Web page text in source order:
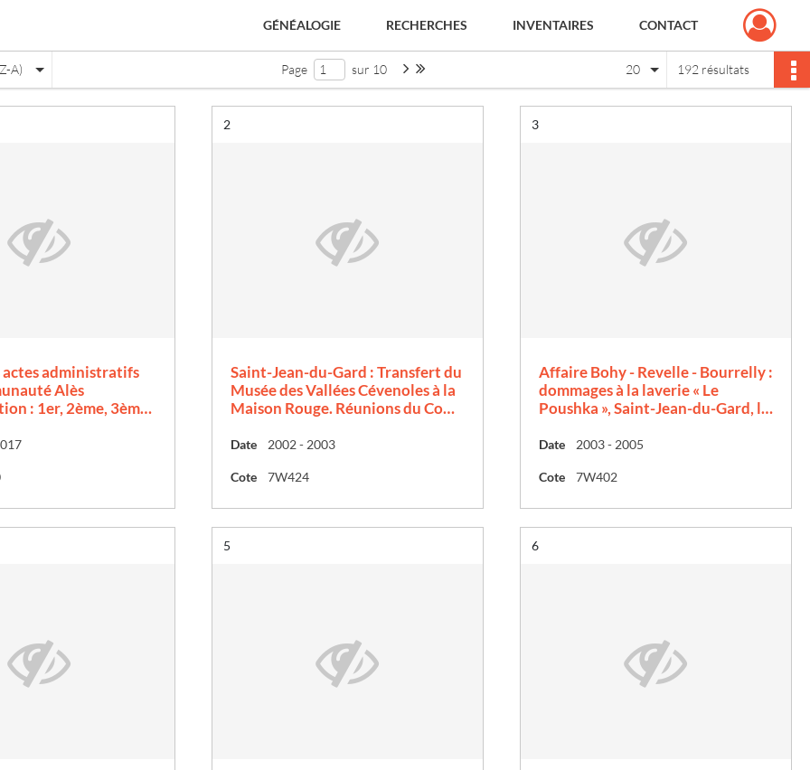
GÉNÉALOGIE RECHERCHES INVENTAIRES CONTACT
A) Page sur 10 Page suivante : 1/10 192 résultats
20
actes administratifs
Alès
: 1er, 2ème, 3èm…
Résultat n°
2
Saint-Jean-du-Gard : Transfert du
Musée des Vallées Cévenoles à la
Maison Rouge. Réunions du Co…
Date 2002 - 2003
Cote 7W424
Résultat n°
3
Affaire Bohy - Revelle - Bourrelly :
dommages à la laverie « Le
Poushka », Saint-Jean-du-Gard, l…
Date 2003 - 2005
Cote 7W402
Résultat n°
5 Résultat n°
6